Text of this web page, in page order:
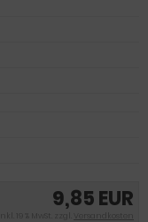
9,85 EUR
inkl. 19 % MwSt. zzgl. Versandkosten